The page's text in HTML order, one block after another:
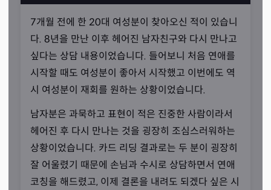
타로 공부에는 끝이 없습니다
“배울수록 갈증을 느낍니다.”
7개월 전에 한 20대 여성분이 찾아오신 적이 있습니
다. 8년을 만난 이후 헤어진 남자친구와 다시 만나고
싶다는 상담 내용이었습니다. 들어보니 처음 연애를
시작할 때도 여성분이 좋아서 시작했고 이번에도 역
시 여성분이 재회를 원하는 상황이었습니다.
남자분은 과묵하고 표현이 적은 진중한 사람이라서
헤어진 후 다시 만나는 것을 굉장히 조심스러워하는
상황이었습니다. 카드 리딩 결과로는 두 분이 굉장히
잘 어울렸기 때문에 손님과 수시로 상담하면서 연애
코칭을 해드렸고, 이제 결론을 내려도 되겠다 싶은 시